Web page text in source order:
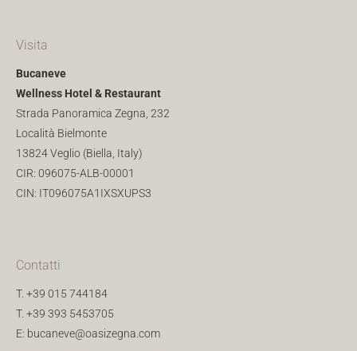
Visita
Bucaneve
Wellness Hotel & Restaurant
Strada Panoramica Zegna, 232
Località Bielmonte
13824 Veglio (Biella, Italy)
CIR: 096075-ALB-00001
CIN: IT096075A1IXSXUPS3
Contatti
T. +39 015 744184
T. +39 393 5453705
E: bucaneve@oasizegna.com